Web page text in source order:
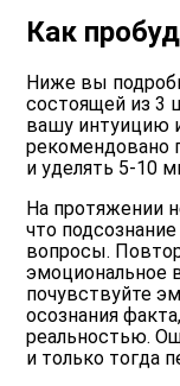
Как
Ниже вы
состоящей из 3
вашу интуицию
рекомендовано
и уделять 5-10
На протяжении
что
вопросы.
эмоциональное
почувствуйте
осознания
реальностью.
и только тогда